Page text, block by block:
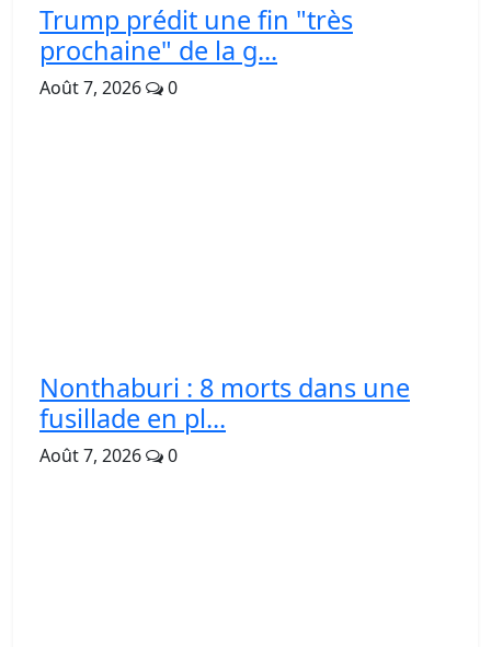
Trump prédit une fin "très
prochaine" de la g...
Août 7, 2026 0
Nonthaburi : 8 morts dans une
fusillade en pl...
Août 7, 2026 0